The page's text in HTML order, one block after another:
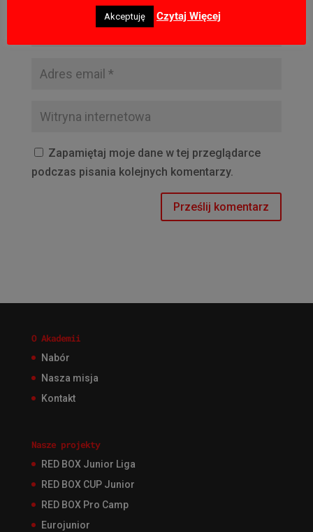
Zapamiętaj moje dane w tej przeglądarce
podczas pisania kolejnych komentarzy.
O Akademii
Nabór
Nasza misja
Kontakt
Nasze projekty
RED BOX Junior Liga
RED BOX CUP Junior
RED BOX Pro Camp
Eurojunior
Akceptuję Czytaj Więcej